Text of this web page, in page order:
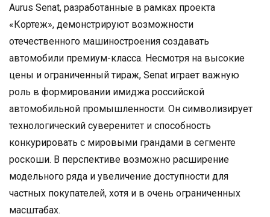
Aurus Senat, разработанные в рамках проекта
«Кортеж», демонстрируют возможности
отечественного машиностроения создавать
автомобили премиум-класса. Несмотря на высокие
цены и ограниченный тираж, Senat играет важную
роль в формировании имиджа российской
автомобильной промышленности. Он символизирует
технологический суверенитет и способность
конкурировать с мировыми грандами в сегменте
роскоши. В перспективе возможно расширение
модельного ряда и увеличение доступности для
частных покупателей, хотя и в очень ограниченных
масштабах.